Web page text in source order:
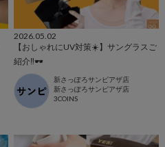
2026.05.02
【おしゃれにUV対策☀️】サングラスご
紹介‼️🕶
新さっぽろサンピアザ店
新さっぽろサンピアザ店
3COINS